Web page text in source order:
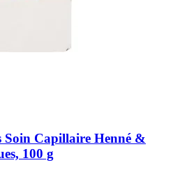
Soin Capillaire Henné &
100 g